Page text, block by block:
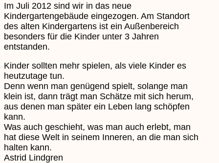
Im Juli 2012 sind wir in das neue
Kindergartengebäude eingezogen. Am Standort
des alten Kindergartens ist ein Außenbereich
besonders für die Kinder unter 3 Jahren
entstanden.
Kinder sollten mehr spielen, als viele Kinder es
heutzutage tun.
Denn wenn man genügend spielt, solange man
klein ist, dann trägt man Schätze mit sich herum,
aus denen man später ein Leben lang schöpfen
kann.
Was auch geschieht, was man auch erlebt, man
hat diese Welt in seinem Inneren, an die man sich
halten kann.
Astrid Lindgren